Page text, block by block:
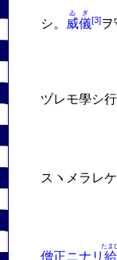
シ。 威儀
ゐぎ
ヅレモ學シ
スヽメラレケ
僧正ニナリ 給
たま